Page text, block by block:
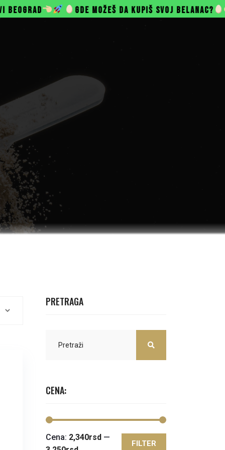
GDE MOŽEŠ DA KUPIŠ SVOJ BELANAC? SINERGIJA
PRETRAGA
CENA:
FILTER
Cena: 2,340rsd —